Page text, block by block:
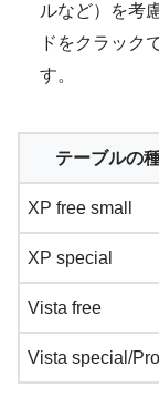
ルなど）を考
ドをクラック
す。
テーブルの
XP free small
XP special
Vista free
Vista special/